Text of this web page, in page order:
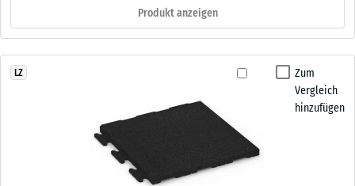
Produkt anzeigen
Zum
Vergleich
hinzufügen
LZ